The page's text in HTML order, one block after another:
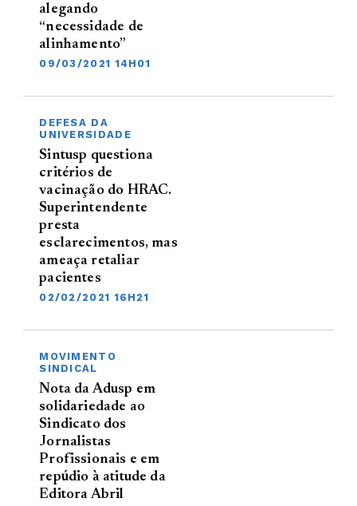
alegando
“necessidade de
alinhamento”
09/03/2021 14H01
DEFESA DA
UNIVERSIDADE
Sintusp questiona
critérios de
vacinação do HRAC.
Superintendente
presta
esclarecimentos, mas
ameaça retaliar
pacientes
02/02/2021 16H21
MOVIMENTO
SINDICAL
Nota da Adusp em
solidariedade ao
Sindicato dos
Jornalistas
Profissionais e em
repúdio à atitude da
Editora Abril